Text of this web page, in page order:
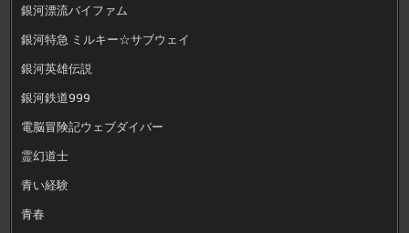
銀河漂流バイファム
銀河特急 ミルキー☆サブウェイ
銀河英雄伝説
銀河鉄道999
電脳冒険記ウェブダイバー
霊幻道士
青い経験
青春